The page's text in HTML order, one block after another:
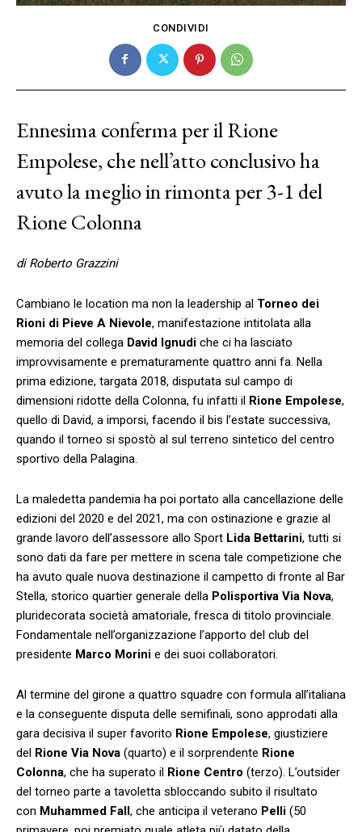
CONDIVIDI
Ennesima conferma per il Rione
Empolese, che nell’atto conclusivo ha
avuto la meglio in rimonta per 3-1 del
Rione Colonna
di Roberto Grazzini
Cambiano le location ma non la leadership al Torneo dei
Rioni di Pieve A Nievole, manifestazione intitolata alla
memoria del collega David Ignudi che ci ha lasciato
improvvisamente e prematuramente quattro anni fa. Nella
prima edizione, targata 2018, disputata sul campo di
dimensioni ridotte della Colonna, fu infatti il Rione Empolese,
quello di David, a imporsi, facendo il bis l’estate successiva,
quando il torneo si spostò al sul terreno sintetico del centro
sportivo della Palagina.
La maledetta pandemia ha poi portato alla cancellazione delle
edizioni del 2020 e del 2021, ma con ostinazione e grazie al
grande lavoro dell’assessore allo Sport Lida Bettarini, tutti si
sono dati da fare per mettere in scena tale competizione che
ha avuto quale nuova destinazione il campetto di fronte al Bar
Stella, storico quartier generale della Polisportiva Via Nova,
pluridecorata società amatoriale, fresca di titolo provinciale.
Fondamentale nell’organizzazione l’apporto del club del
presidente Marco Morini e dei suoi collaboratori.
Al termine del girone a quattro squadre con formula all’italiana
e la conseguente disputa delle semifinali, sono approdati alla
gara decisiva il super favorito Rione Empolese, giustiziere
del Rione Via Nova (quarto) e il sorprendente Rione
Colonna, che ha superato il Rione Centro (terzo). L’outsider
del torneo parte a tavoletta sbloccando subito il risultato
con Muhammed Fall, che anticipa il veterano Pelli (50